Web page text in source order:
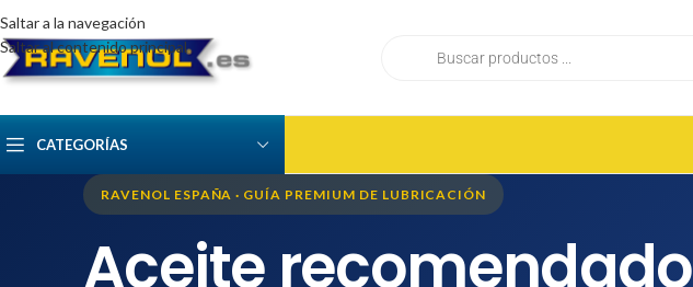
Saltar a la navegación
Saltar al contenido principal
CATEGORÍAS
RAVENOL ESPAÑA · GUÍA PREMIUM DE LUBRICACIÓN
Aceite recomendado